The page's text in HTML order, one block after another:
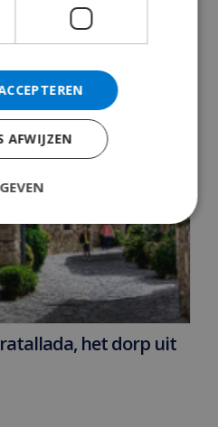
het dorp uit
AFWIJZEN